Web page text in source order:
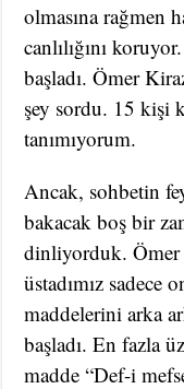
olmasına rağmen
canlılığını
başladı. Ömer
şey sordu. 15 kişi
tanımıyorum.
Ancak, sohbetin
bakacak boş bir
dinliyorduk. Ömer
üstadımız sadece
maddelerini arka
başladı. En fazla
madde “Def-i